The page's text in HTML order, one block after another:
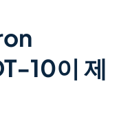
10이 제